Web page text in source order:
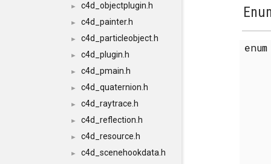
► c4d_objectplugin.h
► c4d_painter.h
► c4d_particleobject.h
► c4d_plugin.h
► c4d_pmain.h
► c4d_quaternion.h
► c4d_raytrace.h
► c4d_reflection.h
► c4d_resource.h
►
c4d_scenehookdata.h